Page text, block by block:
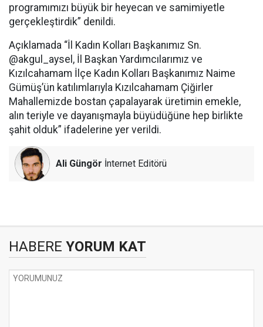
programımızı büyük bir heyecan ve samimiyetle
gerçekleştirdik” denildi.
Açıklamada “İl Kadın Kolları Başkanımız Sn.
@akgul_aysel, İl Başkan Yardımcılarımız ve
Kızılcahamam İlçe Kadın Kolları Başkanımız Naime
Gümüş’ün katılımlarıyla Kızılcahamam Çiğirler
Mahallemizde bostan çapalayarak üretimin emekle,
alın teriyle ve dayanışmayla büyüdüğüne hep birlikte
şahit olduk” ifadelerine yer verildi.
Ali Güngör İnternet Editörü
HABERE YORUM KAT